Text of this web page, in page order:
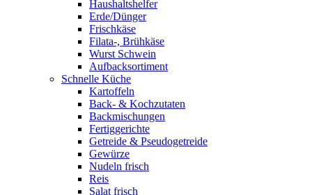
Haushaltshelfer
Erde/Dünger
Frischkäse
Filata-, Brühkäse
Wurst Schwein
Aufbacksortiment
Schnelle Küche
Kartoffeln
Back- & Kochzutaten
Backmischungen
Fertiggerichte
Getreide & Pseudogetreide
Gewürze
Nudeln frisch
Reis
Salat frisch